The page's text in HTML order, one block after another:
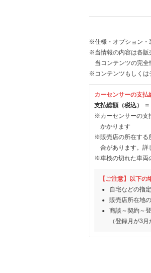
※仕様・オプション・
※当情報の内容は各販
当コンテンツの完
※コンテンツもしくは
カーセンサーの支
支払総額（税込）
※カーセンサーの支
かかります
※販売店の所在する
合があります。詳
※車検の切れた車両
【ご注意】以下
自宅などの指
販売店所在地
商談～契約～
（登録月が3